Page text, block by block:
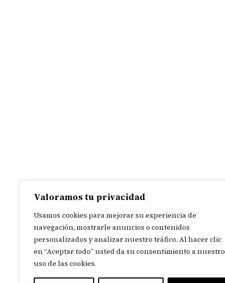
Valoramos tu privacidad
Usamos cookies para mejorar su experiencia de
navegación, mostrarle anuncios o contenidos
personalizados y analizar nuestro tráfico. Al hacer clic
en “Aceptar todo” usted da su consentimiento a nuestro
uso de las cookies.